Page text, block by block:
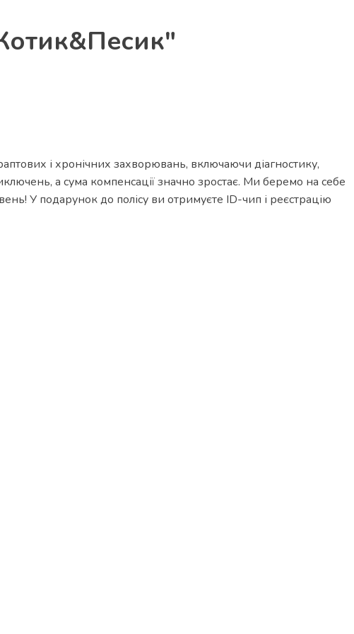
і хронічних захворювань, включаючи діагностику,
а сума компенсації значно зростає. Ми беремо на себе
У подарунок до полісу ви отримуєте ID-чип і реєстрацію